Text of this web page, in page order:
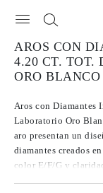
AROS CON
4.20 CT. TOT.
ORO
Aros con Diamantes
Laboratorio Oro
aro presentan un
diamantes creados
color E/F/G y